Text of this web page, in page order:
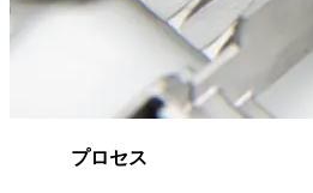
プロセス